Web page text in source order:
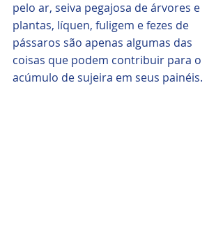
pelo ar, seiva pegajosa de árvores e
plantas, líquen, fuligem e fezes de
pássaros são apenas algumas das
coisas que podem contribuir para o
acúmulo de sujeira em seus painéis.